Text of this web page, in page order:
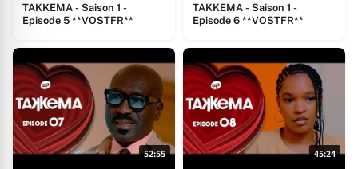
TAKKEMA - Saison 1 -
Episode 5 **VOSTFR**
TAKKEMA - Saison 1 -
Episode 6 **VOSTFR**
52:55 45:24